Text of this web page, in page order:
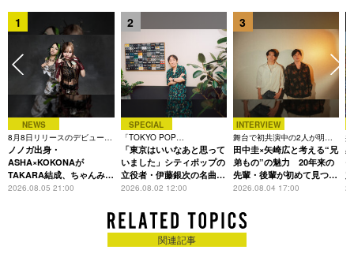
1
NEWS
8月8日リリースのデビュー曲
は「Time is money」
ノノガ出身・
ASHA×KOKONAが
TAKARA結成、ちゃんみな
主宰レーベル第2弾アーテ
2026.08.05 21:00
2
SPECIAL
「TOKYO POP
CHRONICLE」特集
「東京はいいなあと思って
いました」シティポップの
立役者・伊藤銀次の名曲回
想録
2026.08.02 12:00
3
INTERVIEW
舞台で初共演中の2人が明か
す、今の自分をつくる恩人の
存在
田中圭×矢崎広と考える“兄
弟もの”の魅力 20年来の
先輩・後輩が初めて見つけ
た互いの共通点とは
2026.08.04 17:00
関連記事